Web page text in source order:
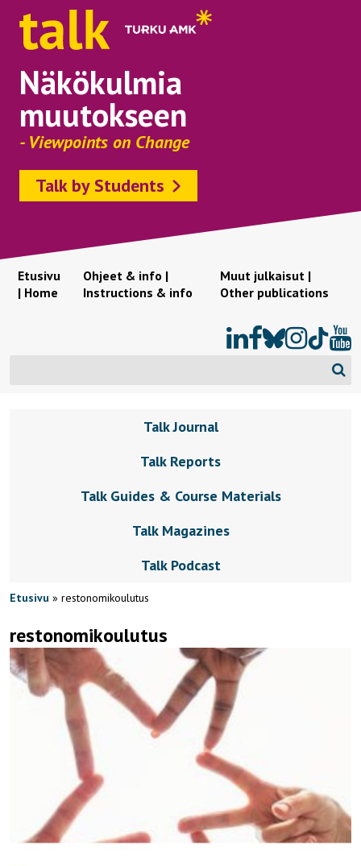
Näkökulmia
muutokseen
- Viewpoints on Change
Talk by Students
Etusivu
| Home
Ohjeet & info |
Instructions & info
Muut julkaisut |
Other publications
Talk Journal
Talk Reports
Talk Guides & Course Materials
Talk Magazines
Talk Podcast
Etusivu » restonomikoulutus
restonomikoulutus